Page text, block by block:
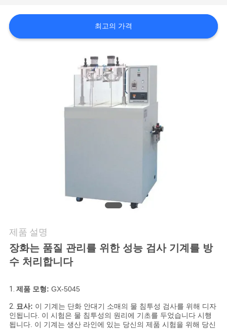
품
질
뉴
스
인
용
문
최고의 가격
제품 설명
장화는 품질 관리를 위한 성능 검사 기계를 방
수 처리합니다
1. 제품 모형: GX-5045
2. 묘사: 이 기계는 단화 안대기 소매의 물 침투성 검사를 위해 디자
인됩니다. 이 시험은 물 침투성의 원리에 기초를 두었습니다 시행
됩니다. 이 기계는 생산 라인에 있는 당신의 제품 시험을 위해 당신